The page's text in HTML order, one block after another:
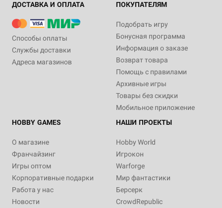
ДОСТАВКА И ОПЛАТА
Способы оплаты
Службы доставки
Адреса магазинов
ПОКУПАТЕЛЯМ
Подобрать игру
Бонусная программа
Информация о заказе
Возврат товара
Помощь с правилами
Архивные игры
Товары без скидки
Мобильное приложение
HOBBY GAMES
О магазине
Франчайзинг
Игры оптом
Корпоративные подарки
Работа у нас
Новости
НАШИ ПРОЕКТЫ
Hobby World
Игрокон
Warforge
Мир фантастики
Берсерк
CrowdRepublic